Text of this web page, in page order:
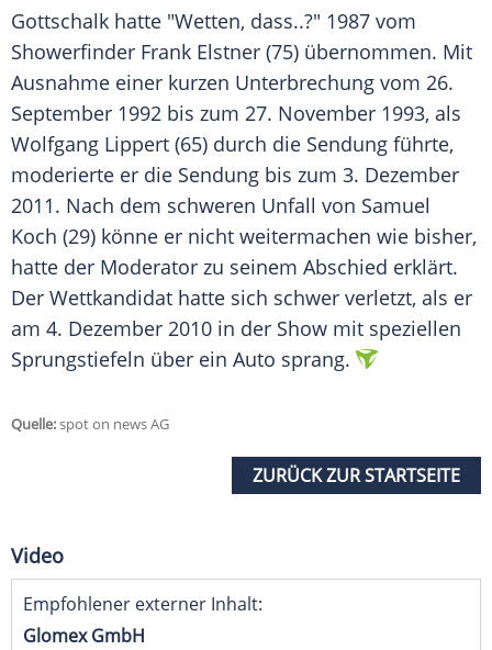
Gottschalk hatte "Wetten, dass..?" 1987 vom
Showerfinder Frank Elstner (75) übernommen. Mit
Ausnahme einer kurzen Unterbrechung vom 26.
September 1992 bis zum 27. November 1993, als
Wolfgang Lippert (65) durch die Sendung führte,
moderierte er die Sendung bis zum 3. Dezember
2011. Nach dem schweren Unfall von Samuel
Koch (29) könne er nicht weitermachen wie bisher,
hatte der Moderator zu seinem Abschied erklärt.
Der Wettkandidat hatte sich schwer verletzt, als er
am 4. Dezember 2010 in der Show mit speziellen
Sprungstiefeln über ein Auto sprang.
Quelle:spot on news AG
ZURÜCK ZUR STARTSEITE
Video
Empfohlener externer Inhalt:
Glomex GmbH